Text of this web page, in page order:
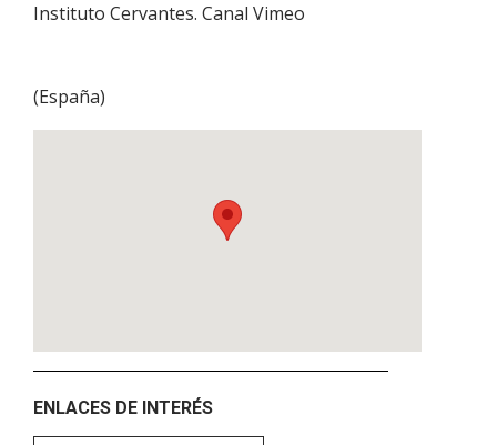
Instituto Cervantes. Canal Vimeo
(España)
ENLACES DE INTERÉS